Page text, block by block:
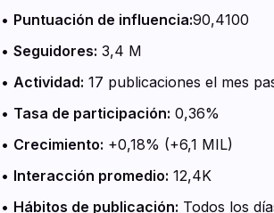
• Puntuación de influencia:90,4100
• Seguidores: 3,4 M
• Actividad: 17 publicaciones el mes
• Tasa de participación: 0,36%
• Crecimiento: +0,18% (+6,1 MIL)
• Interacción promedio: 12,4K
• Hábitos de publicación: Todos los